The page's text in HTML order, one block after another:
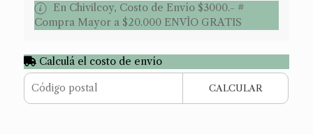
En Chivilcoy, Costo de Envío $3000.- #
Compra Mayor a $20.000 ENVÌO GRATIS
Calculá el costo de envío
CALCULAR